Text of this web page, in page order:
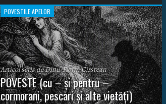
POVESTILE APELOR
Articol scris de Dinu-Florin Cirstean
POVESTE (cu – și pentru –
cormorani, pescari și alte vietăți)